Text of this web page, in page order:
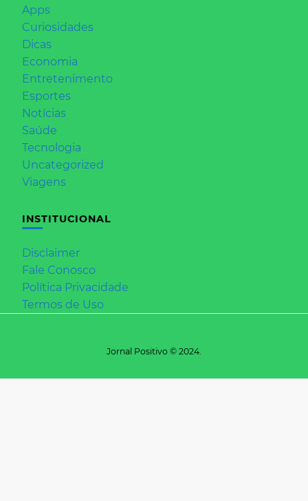
Apps
Curiosidades
Dicas
Economia
Entretenimento
Esportes
Notícias
Saúde
Tecnologia
Uncategorized
Viagens
INSTITUCIONAL
Disclaimer
Fale Conosco
Política Privacidade
Termos de Uso
Jornal Positivo © 2024.